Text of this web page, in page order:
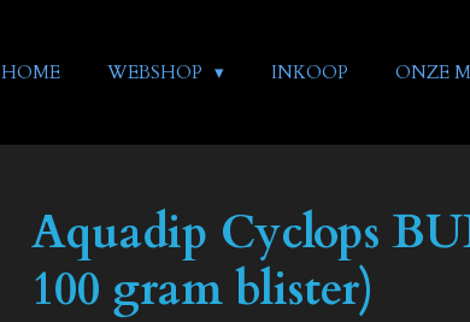
HOME WEBSHOP INKOOP ONZE
Aquadip Cyclops
100 gram blister)